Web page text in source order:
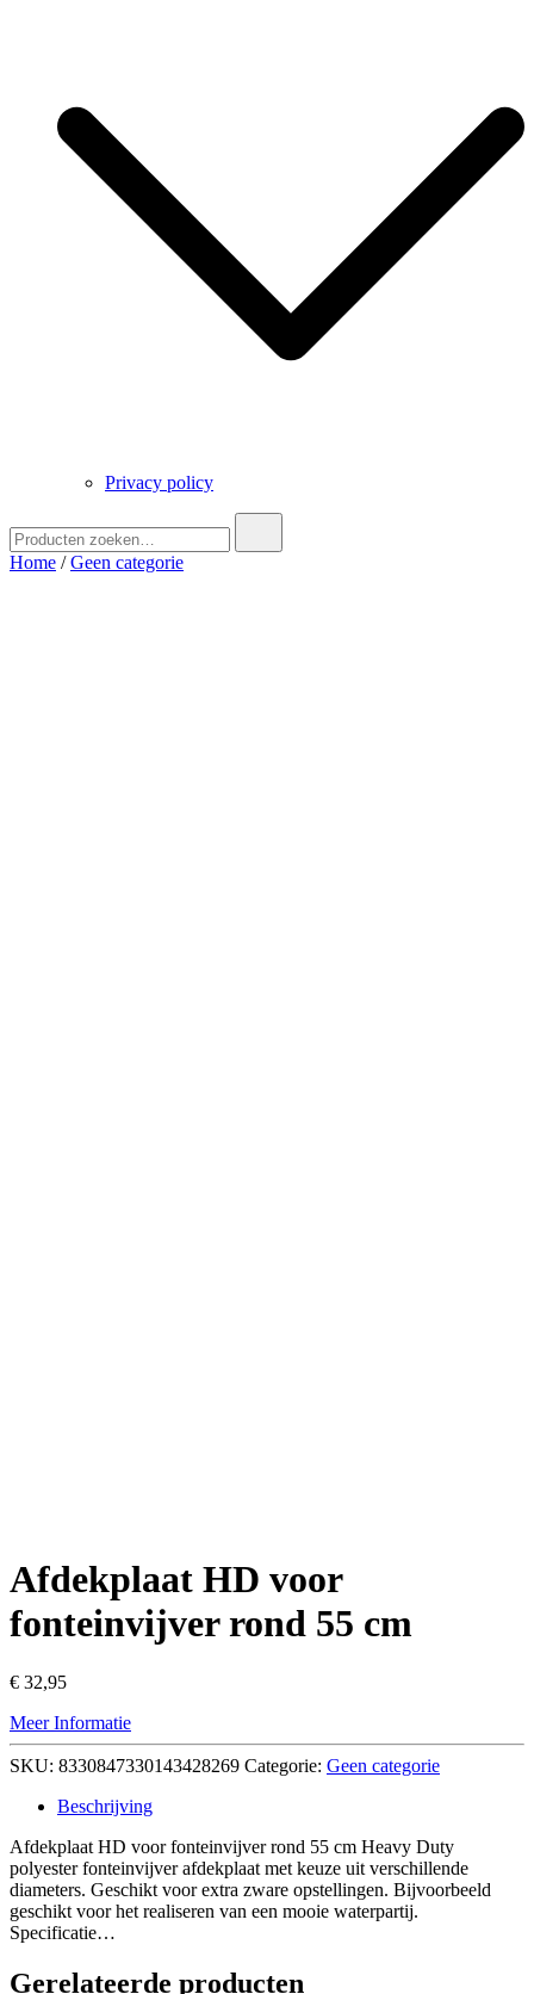
Privacy policy
naar:
Home /Geen categorie
Afdekplaat HD voor
fonteinvijver rond 55 cm
€ 32,95
Meer Informatie
SKU: 8330847330143428269 Categorie: Geen categorie
Beschrijving
Afdekplaat HD voor fonteinvijver rond 55 cm Heavy Duty
polyester fonteinvijver afdekplaat met keuze uit verschillende
diameters. Geschikt voor extra zware opstellingen. Bijvoorbeeld
geschikt voor het realiseren van een mooie waterpartij.
Specificatie…
Gerelateerde producten